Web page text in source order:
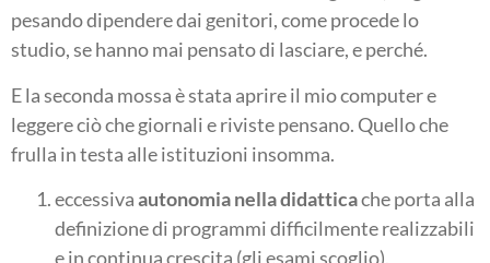
pesando dipendere dai genitori, come procede lo
studio, se hanno mai pensato di lasciare, e perché.
E la seconda mossa è stata aprire il mio computer e
leggere ciò che giornali e riviste pensano. Quello che
frulla in testa alle istituzioni insomma.
eccessivaautonomia nella didatticache porta alla
definizione di programmi difficilmente realizzabili
e in continua crescita (gli esami scoglio),